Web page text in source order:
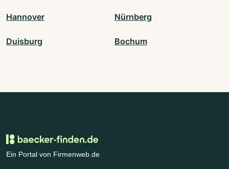
Hannover Nürnberg
Duisburg Bochum
Ein Portal von Firmenweb.de